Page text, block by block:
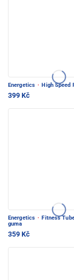
Energetics · High Speed
399 Kč
Energetics · Fitness
guma
359 Kč